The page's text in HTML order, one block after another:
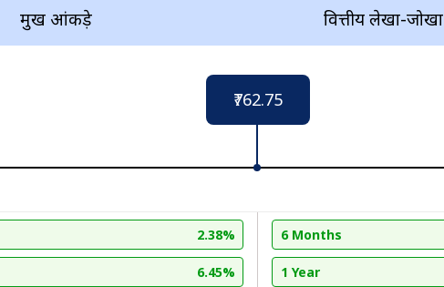
प्रमुख आंकड़े वित्तीय लेखा-जोखा
₹762.75
2.38%
6.45%
6 Months
1 Year